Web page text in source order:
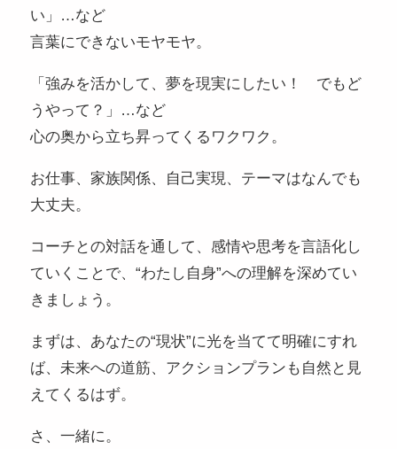
い」…など
言葉にできないモヤモヤ。
「強みを活かして、夢を現実にしたい！ でもど
うやって？」…など
心の奥から立ち昇ってくるワクワク。
お仕事、家族関係、自己実現、テーマはなんでも
大丈夫。
コーチとの対話を通して、感情や思考を言語化し
ていくことで、“わたし自身”への理解を深めてい
きましょう。
まずは、あなたの“現状”に光を当てて明確にすれ
ば、未来への道筋、アクションプランも自然と見
えてくるはず。
さ、一緒に。